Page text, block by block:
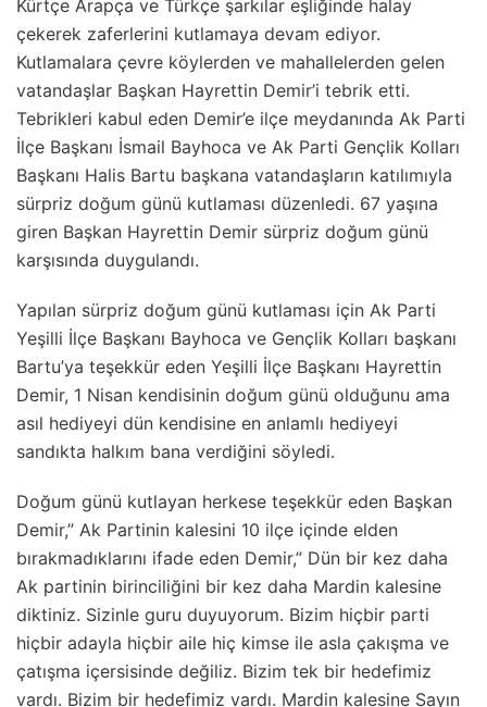
Kürtçe Arapça ve Türkçe şarkılar eşliğinde halay
çekerek zaferlerini kutlamaya devam ediyor.
Kutlamalara çevre köylerden ve mahallelerden gelen
vatandaşlar Başkan Hayrettin Demir’i tebrik etti.
Tebrikleri kabul eden Demir’e ilçe meydanında Ak Parti
İlçe Başkanı İsmail Bayhoca ve Ak Parti Gençlik Kolları
Başkanı Halis Bartu başkana vatandaşların katılımıyla
sürpriz doğum günü kutlaması düzenledi. 67 yaşına
giren Başkan Hayrettin Demir sürpriz doğum günü
karşısında duygulandı.
Yapılan sürpriz doğum günü kutlaması için Ak Parti
Yeşilli İlçe Başkanı Bayhoca ve Gençlik Kolları başkanı
Bartu’ya teşekkür eden Yeşilli İlçe Başkanı Hayrettin
Demir, 1 Nisan kendisinin doğum günü olduğunu ama
asıl hediyeyi dün kendisine en anlamlı hediyeyi
sandıkta halkım bana verdiğini söyledi.
Doğum günü kutlayan herkese teşekkür eden Başkan
Demir,” Ak Partinin kalesini 10 ilçe içinde elden
bırakmadıklarını ifade eden Demir,” Dün bir kez daha
Ak partinin birinciliğini bir kez daha Mardin kalesine
diktiniz. Sizinle guru duyuyorum. Bizim hiçbir parti
hiçbir adayla hiçbir aile hiç kimse ile asla çakışma ve
çatışma içersisinde değiliz. Bizim tek bir hedefimiz
vardı. Bizim bir hedefimiz vardı. Mardin kalesine Sayın